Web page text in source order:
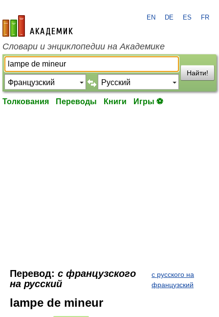
academic.ru
EN DE ES FR
Словари и энциклопедии на Академике
Найти!
Толкования Переводы Книги Игры ⚽
Перевод: с французского
на русский
с русского на
французский
lampe de mineur